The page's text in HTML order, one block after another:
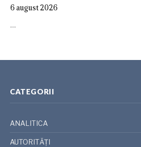
6 august 2026
…
CATEGORII
ANALITICA
AUTORITĂȚI